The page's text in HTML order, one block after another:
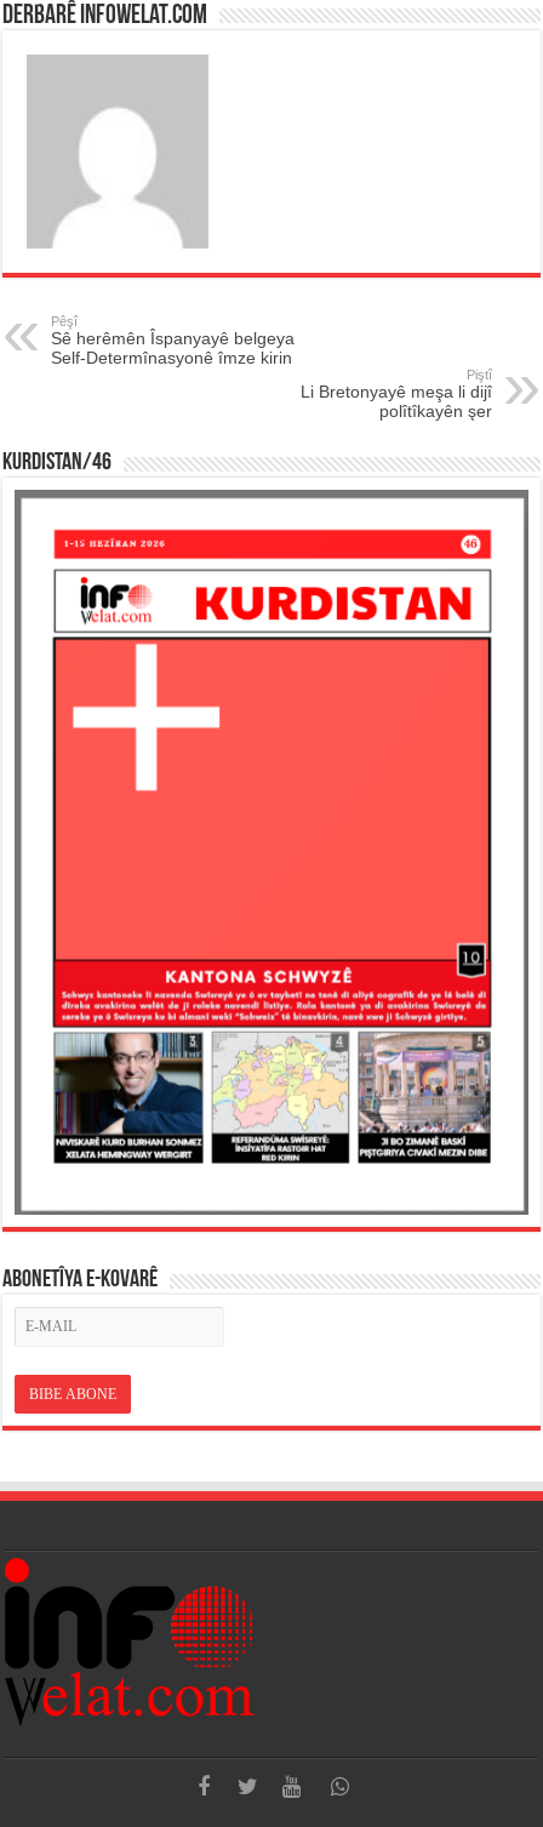
Derbarê infowelat.com
Pêşî
Sê herêmên Îspanyayê belgeya
Self-Determînasyonê îmze kirin
Piştî
Li Bretonyayê meşa li dijî
polîtîkayên şer
KURDISTAN/46
ABONETÎYA E-KOVARÊ